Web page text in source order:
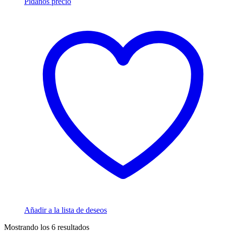
Añadir a la lista de deseos
Mostrando los 6 resultados